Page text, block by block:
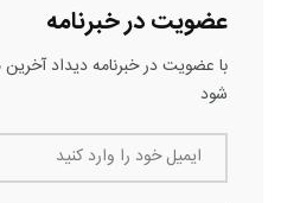
عضویت در خبرنامه
با عضویت در خبرنامه دیداد
شود
ایمیل خود را وارد کنید